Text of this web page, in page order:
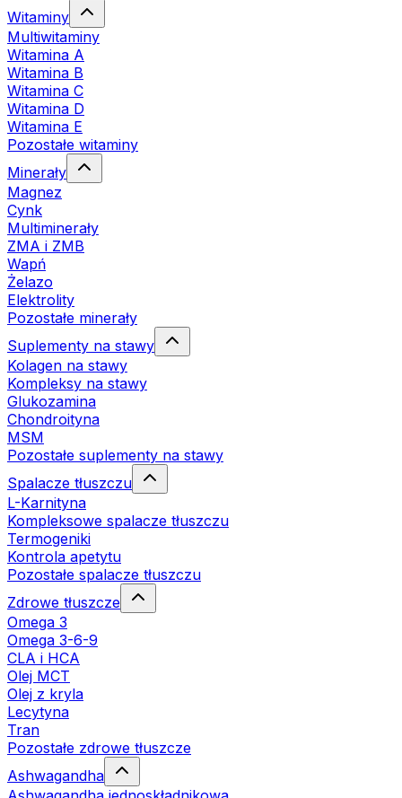
Witaminy
Multiwitaminy
Witamina A
Witamina B
Witamina C
Witamina D
Witamina E
Pozostałe witaminy
Minerały
Magnez
Cynk
Multiminerały
ZMA i ZMB
Wapń
Żelazo
Elektrolity
Pozostałe minerały
Suplementy na stawy
Kolagen na stawy
Kompleksy na stawy
Glukozamina
Chondroityna
MSM
Pozostałe suplementy na stawy
Spalacze tłuszczu
L-Karnityna
Kompleksowe spalacze tłuszczu
Termogeniki
Kontrola apetytu
Pozostałe spalacze tłuszczu
Zdrowe tłuszcze
Omega 3
Omega 3-6-9
CLA i HCA
Olej MCT
Olej z kryla
Lecytyna
Tran
Pozostałe zdrowe tłuszcze
Ashwagandha